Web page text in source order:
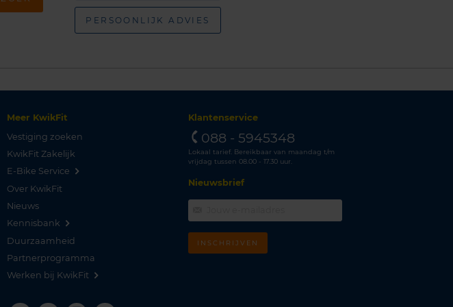
PERSOONLIJK ADVIES
Meer KwikFit
Vestiging zoeken
KwikFit Zakelijk
E-Bike Service
Over KwikFit
Nieuws
Kennisbank
Duurzaamheid
Partnerprogramma
Werken bij KwikFit
Klantenservice
088 - 5945348
Lokaal tarief. Bereikbaar van maandag t/m
vrijdag tussen 08.00 - 17.30 uur.
Nieuwsbrief
INSCHRIJVEN